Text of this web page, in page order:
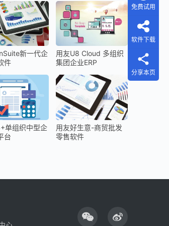
新一代企
件
用友U8 Cloud 多组织
集团企业ERP
单组织中型企
台
用友好生意-商贸批发
零售软件
免费试用
软件下载
分享本页